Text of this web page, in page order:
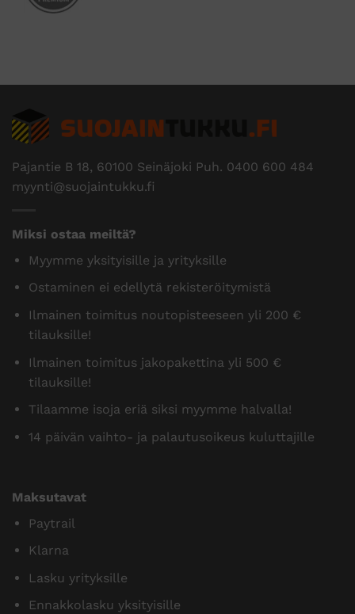
Pajantie B 18, 60100 Seinäjoki Puh. 0400 600 484
myynti@suojaintukku.fi
Miksi ostaa meiltä?
Myymme yksityisille ja yrityksille
Ostaminen ei edellytä rekisteröitymistä
Ilmainen toimitus noutopisteeseen yli 200 €
tilauksille!
Ilmainen toimitus jakopakettina yli 500 €
tilauksille!
Tilaamme isoja eriä siksi myymme halvalla!
14 päivän vaihto- ja palautusoikeus kuluttajille
Maksutavat
Paytrail
Klarna
Lasku yrityksille
Ennakkolasku yksityisille